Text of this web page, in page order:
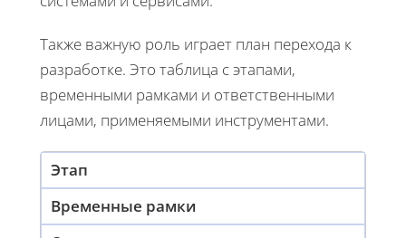
Также важную роль играет план перехода к
разработке. Это таблица с этапами,
временными рамками и ответственными
лицами, применяемыми инструментами.
Этап
Временные рамки